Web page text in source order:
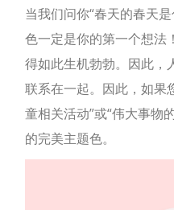
当我们问你“春天的春天
色一定是你的第一个想法
得如此生机勃勃。因此，
联系在一起。因此，如果
童相关活动”或“伟大事物
的完美主题色。